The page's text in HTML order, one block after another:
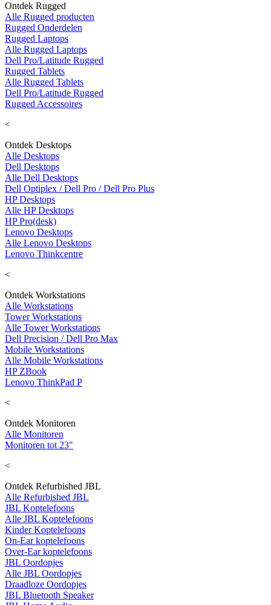
Ontdek Rugged
Alle Rugged producten
Rugged Onderdelen
Rugged Laptops
Alle Rugged Laptops
Dell Pro/Latitude Rugged
Rugged Tablets
Alle Rugged Tablets
Dell Pro/Latitude Rugged
Rugged Accessoires
<
Ontdek Desktops
Alle Desktops
Dell Desktops
Alle Dell Desktops
Dell Optiplex / Dell Pro / Dell Pro Plus
HP Desktops
Alle HP Desktops
HP Pro(desk)
Lenovo Desktops
Alle Lenovo Desktops
Lenovo Thinkcentre
<
Ontdek Workstations
Alle Workstations
Tower Workstations
Alle Tower Workstations
Dell Precision / Dell Pro Max
Mobile Workstations
Alle Mobile Workstations
HP ZBook
Lenovo ThinkPad P
<
Ontdek Monitoren
Alle Monitoren
Monitoren tot 23"
<
Ontdek Refurbished JBL
Alle Refurbished JBL
JBL Koptelefoons
Alle JBL Koptelefoons
Kinder Koptelefoons
On-Ear koptelefoons
Over-Ear koptelefoons
JBL Oordopjes
Alle JBL Oordopjes
Draadloze Oordopjes
JBL Bluetooth Speaker